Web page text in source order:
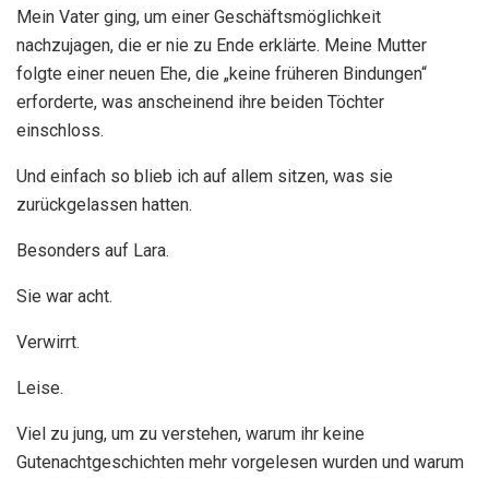
Mein Vater ging, um einer Geschäftsmöglichkeit
nachzujagen, die er nie zu Ende erklärte. Meine Mutter
folgte einer neuen Ehe, die „keine früheren Bindungen“
erforderte, was anscheinend ihre beiden Töchter
einschloss.
Und einfach so blieb ich auf allem sitzen, was sie
zurückgelassen hatten.
Besonders auf Lara.
Sie war acht.
Verwirrt.
Leise.
Viel zu jung, um zu verstehen, warum ihr keine
Gutenachtgeschichten mehr vorgelesen wurden und warum